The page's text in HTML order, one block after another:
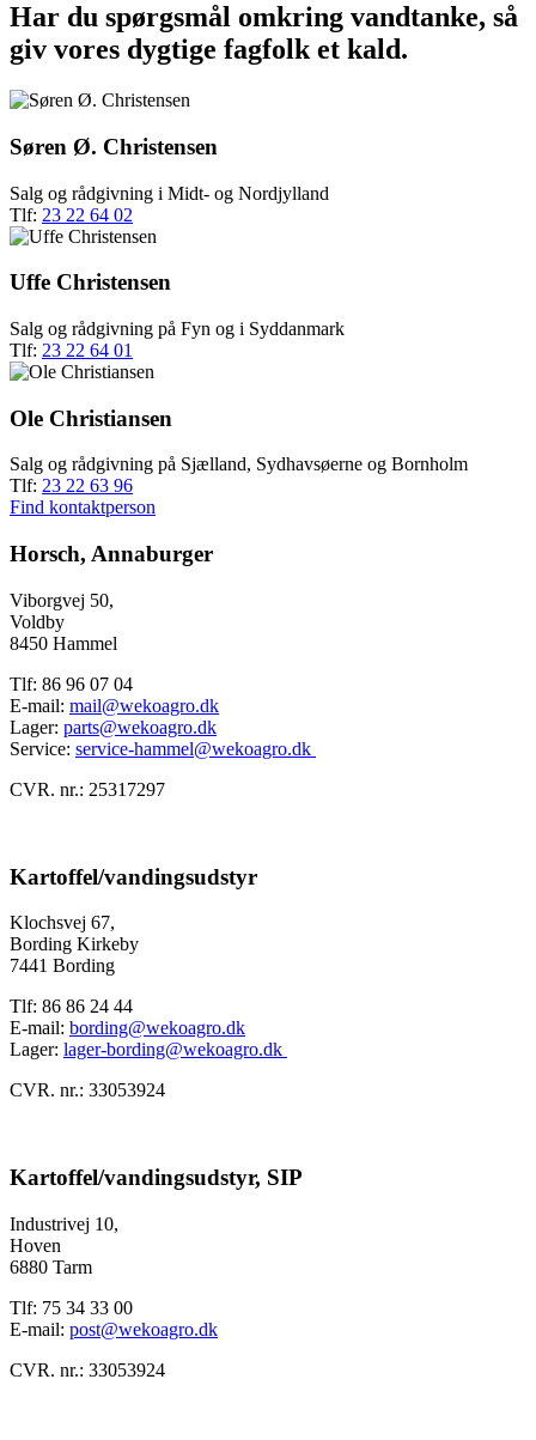
Har du spørgsmål omkring vandtanke, så
giv vores dygtige fagfolk et kald.
Søren Ø. Christensen
Salg og rådgivning i Midt- og Nordjylland
Tlf: 23 22 64 02
Uffe Christensen
Salg og rådgivning på Fyn og i Syddanmark
Tlf: 23 22 64 01
Ole Christiansen
Salg og rådgivning på Sjælland, Sydhavsøerne og Bornholm
Tlf: 23 22 63 96
Find kontaktperson
Horsch, Annaburger
Viborgvej 50,
Voldby
8450 Hammel
Tlf: 86 96 07 04
E-mail: mail@wekoagro.dk
Lager: parts@wekoagro.dk
Service: service-hammel@wekoagro.dk
CVR. nr.: 25317297
Kartoffel/vandingsudstyr
Klochsvej 67,
Bording Kirkeby
7441 Bording
Tlf: 86 86 24 44
E-mail: bording@wekoagro.dk
Lager: lager-bording@wekoagro.dk
CVR. nr.: 33053924
Kartoffel/vandingsudstyr, SIP
Industrivej 10,
Hoven
6880 Tarm
Tlf: 75 34 33 00
E-mail: post@wekoagro.dk
CVR. nr.: 33053924